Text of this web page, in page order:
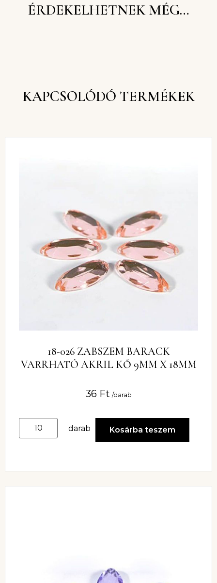
ÉRDEKELHETNEK MÉG…
KAPCSOLÓDÓ TERMÉKEK
18-026 ZABSZEM BARACK
VARRHATÓ AKRIL KŐ 9MM X 18MM
36 Ft /darab
darab Kosárba teszem